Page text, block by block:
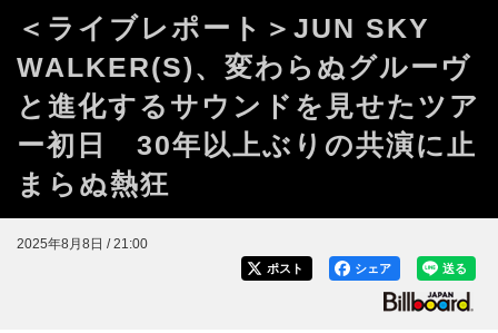
＜ライブレポート＞JUN SKY
WALKER(S)、変わらぬグルーヴ
と進化するサウンドを見せたツア
ー初日 30年以上ぶりの共演に止
まらぬ熱狂
2025年8月8日 / 21:00
送る
シェア
ポスト